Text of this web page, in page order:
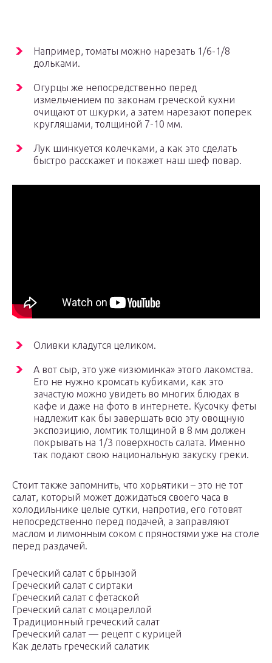
Например, томаты можно нарезать 1/6-1/8
дольками.
Огурцы же непосредственно перед
измельчением по законам греческой кухни
очищают от шкурки, а затем нарезают поперек
кругляшами, толщиной 7-10 мм.
Лук шинкуется колечками, а как это сделать
быстро расскажет и покажет наш шеф повар.
Оливки кладутся целиком.
А вот сыр, это уже «изюминка» этого лакомства.
Его не нужно кромсать кубиками, как это
зачастую можно увидеть во многих блюдах в
кафе и даже на фото в интернете. Кусочку феты
надлежит как бы завершать всю эту овощную
экспозицию, ломтик толщиной в 8 мм должен
покрывать на 1/3 поверхность салата. Именно
так подают свою национальную закуску греки.
Стоит также запомнить, что хорьятики – это не тот
салат, который может дожидаться своего часа в
холодильнике целые сутки, напротив, его готовят
непосредственно перед подачей, а заправляют
маслом и лимонным соком с пряностями уже на столе
перед раздачей.
Греческий салат с брынзой
Греческий салат с сиртаки
Греческий салат с фетаской
Греческий салат с моцареллой
Традиционный греческий салат
Греческий салат — рецепт с курицей
Как делать греческий салатик